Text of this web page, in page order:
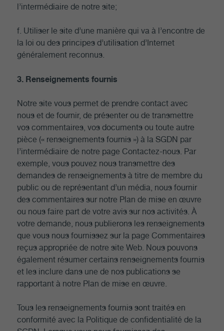
l’intermédiaire de notre site;
f. Utiliser le site d’une manière qui va à l’encontre de
la loi ou des principes d’utilisation d’Internet
généralement reconnus.
3. Renseignements fournis
Notre site vous permet de prendre contact avec
nous et de fournir, de présenter ou de transmettre
vos commentaires, vos documents ou toute autre
pièce (« renseignements fournis ») à la SGDN par
l’intermédiaire de notre page Contactez-nous. Par
exemple, vous pouvez nous transmettre des
demandes de renseignements à titre de membre du
public ou de représentant d’un média, nous fournir
des commentaires sur notre Plan de mise en œuvre
ou nous faire part de votre avis sur nos activités. À
votre demande, nous publierons les renseignements
que vous nous fournissez sur la page Commentaires
reçus appropriée de notre site Web. Nous pouvons
également résumer certains renseignements fournis
et les inclure dans une de nos publications se
rapportant à notre Plan de mise en œuvre.
Tous les renseignements fournis sont traités en
conformité avec la Politique de confidentialité de la